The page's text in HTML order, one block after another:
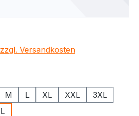
Versandkosten
M L XL XXL
3XL